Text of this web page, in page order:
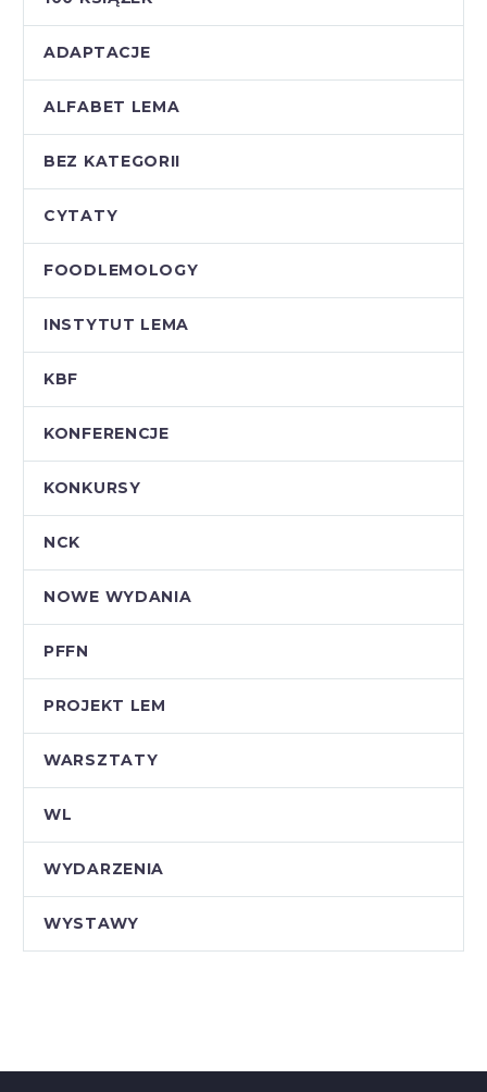
ADAPTACJE
ALFABET LEMA
BEZ KATEGORII
CYTATY
FOODLEMOLOGY
INSTYTUT LEMA
KBF
KONFERENCJE
KONKURSY
NCK
NOWE WYDANIA
PFFN
PROJEKT LEM
WARSZTATY
WL
WYDARZENIA
WYSTAWY